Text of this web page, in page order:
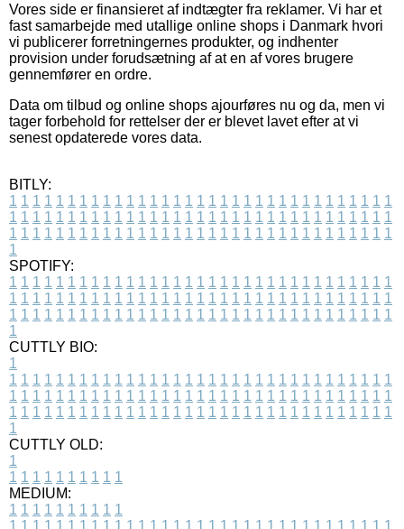
Vores side er finansieret af indtægter fra reklamer. Vi har et
fast samarbejde med utallige online shops i Danmark hvori
vi publicerer forretningernes produkter, og indhenter
provision under forudsætning af at en af vores brugere
gennemfører en ordre.
Data om tilbud og online shops ajourføres nu og da, men vi
tager forbehold for rettelser der er blevet lavet efter at vi
senest opdaterede vores data.
BITLY:
1 1 1 1 1 1 1 1 1 1 1 1 1 1 1 1 1 1 1 1 1 1 1 1 1 1 1 1 1 1 1 1 1
1 1 1 1 1 1 1 1 1 1 1 1 1 1 1 1 1 1 1 1 1 1 1 1 1 1 1 1 1 1 1 1 1
1 1 1 1 1 1 1 1 1 1 1 1 1 1 1 1 1 1 1 1 1 1 1 1 1 1 1 1 1 1 1 1 1
1
SPOTIFY:
1 1 1 1 1 1 1 1 1 1 1 1 1 1 1 1 1 1 1 1 1 1 1 1 1 1 1 1 1 1 1 1 1
1 1 1 1 1 1 1 1 1 1 1 1 1 1 1 1 1 1 1 1 1 1 1 1 1 1 1 1 1 1 1 1 1
1 1 1 1 1 1 1 1 1 1 1 1 1 1 1 1 1 1 1 1 1 1 1 1 1 1 1 1 1 1 1 1 1
1
CUTTLY BIO:
1
1 1 1 1 1 1 1 1 1 1 1 1 1 1 1 1 1 1 1 1 1 1 1 1 1 1 1 1 1 1 1 1 1
1 1 1 1 1 1 1 1 1 1 1 1 1 1 1 1 1 1 1 1 1 1 1 1 1 1 1 1 1 1 1 1 1
1 1 1 1 1 1 1 1 1 1 1 1 1 1 1 1 1 1 1 1 1 1 1 1 1 1 1 1 1 1 1 1 1
1
CUTTLY OLD:
1
1 1 1 1 1 1 1 1 1 1
MEDIUM:
1 1 1 1 1 1 1 1 1 1
1 1 1 1 1 1 1 1 1 1 1 1 1 1 1 1 1 1 1 1 1 1 1 1 1 1 1 1 1 1 1 1 1